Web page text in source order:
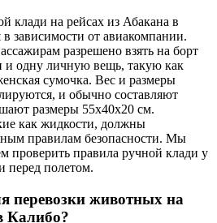
клади на рейсах из Абакана в
зависимости от авиакомпании.
разрешено взять на борт
и одну личную вещь, такую как
сумочка. Вес и размеры
и обычно составляют
размеры 55x40x20 см.
как жидкости, должны
правилам безопасности. Мы
проверить правила ручной клади у
перед полетом.
перевозки животных на
Калибо?